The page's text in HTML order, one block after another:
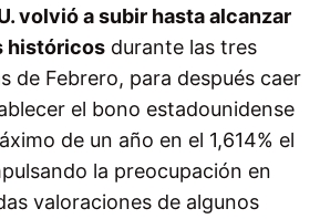
volvió a subir hasta alcanzar
históricos durante las tres
de Febrero, para después caer
el bono estadounidense
de un año en el 1,614% el
la preocupación en
valoraciones de algunos